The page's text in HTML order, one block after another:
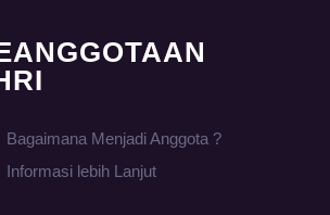
Bagaimana Menjadi Anggota ?
Informasi lebih Lanjut